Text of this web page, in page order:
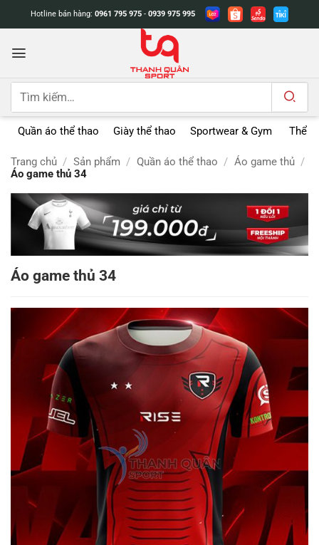
dung
Hotline bán hàng: 0961 795 975 - 0939 975 995
Tìm
Quần áo thể thao Giày thể thao Sportwear & Gym Thể
Trang chủ / Sản phẩm / Quần áo thể thao / Áo game thủ /
Áo game thủ 34
Áo game thủ 34